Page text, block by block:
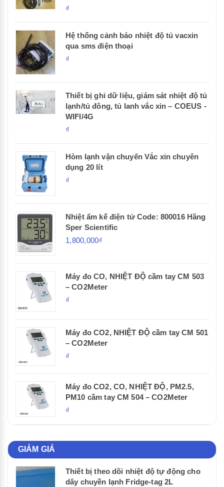
₫
Hệ thống cảnh báo nhiệt độ tủ vacxin
qua sms điện thoại
₫
Thiết bị ghi dữ liệu, giám sát nhiệt độ tủ
lạnh/tủ đông, tủ lanh vắc xin – COEUS -
WIFI/4G
₫
Hòm lạnh vận chuyển Vắc xin chuyên
dụng 20 lít
₫
Nhiệt ẩm kế điện tử Code: 800016 Hãng
Sper Scientific
1,800,000₫
Máy đo CO, NHIỆT ĐỘ cầm tay CM 503
– CO2Meter
₫
Máy đo CO2, NHIỆT ĐỘ cầm tay CM 501
– CO2Meter
₫
Máy đo CO2, CO, NHIỆT ĐỘ, PM2.5,
PM10 cầm tay CM 504 – CO2Meter
₫
GIẢM GIÁ
Thiết bị theo dõi nhiệt độ tự động cho
dây chuyền lạnh Fridge-tag 2L